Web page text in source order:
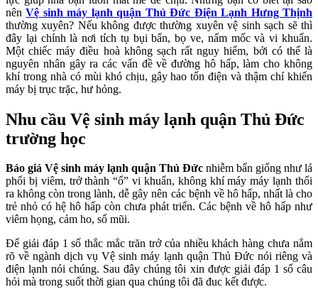
nênVệ sinh máy lạnh quận Thủ Đức Điện Lạnh Hưng Thịnh
thường xuyên? Nếu không được thường xuyên vệ sinh sạch sẽ thì
đây lại chính là nơi tích tụ bụi bẩn, bọ ve, nấm mốc và vi khuẩn.
Một chiếc máy điều hoà không sạch rất nguy hiểm, bởi có thể là
nguyên nhân gây ra các vấn đề về đường hô hấp, làm cho không
khí trong nhà có mùi khó chịu, gây hao tốn điện và thậm chí khiến
máy bị trục trặc, hư hỏng.
Nhu cầu Vệ sinh máy lạnh quận Thủ Đức
trường học
Báo giá Vệ sinh máy lạnh quận Thủ Đức nhiễm bẩn giống như lá
phổi bị viêm, trở thành “ổ” vi khuẩn, không khí máy máy lạnh thổi
ra không còn trong lành, dễ gây nên các bệnh về hô hấp, nhất là cho
trẻ nhỏ có hệ hô hấp còn chưa phát triển. Các bệnh về hô hấp như
viêm họng, cảm ho, sổ mũi.
Để giải đáp 1 số thắc mắc trăn trở của nhiều khách hàng chưa nắm
rõ về ngành dịch vụ Vệ sinh máy lạnh quận Thủ Đức nói riêng và
điện lạnh nói chúng. Sau đây chúng tôi xin được giải đáp 1 số câu
hỏi mà trong suốt thời gian qua chúng tôi đã đuc kết được.